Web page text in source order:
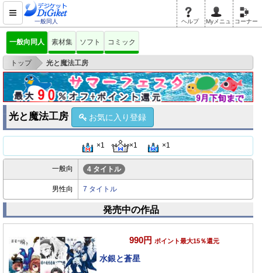
一般同人 ヘルプ Myメニュ コーナー
一般向同人 素材集 ソフト コミック
トップ > 光と魔法工房
光と魔法工房 お気に入り登録
×1 ×1 ×1
一般向 4 タイトル
男性向 7 タイトル
発売中の作品
990円 ポイント最大15％還元
水銀と蒼星